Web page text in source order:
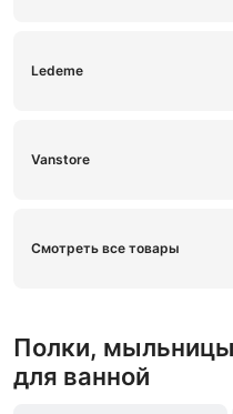
Ledeme
Vanstore
Смотреть все товары
Полки,
для ванной